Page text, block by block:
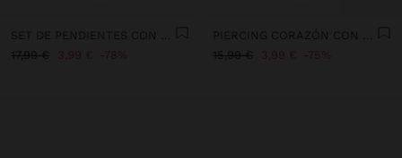
SET DE PENDIENTES CON PIEDRA Y ESMALTE - ACERO INOXIDABLE
17,99 € 3,99 € 78%
PIERCING CORAZÓN CON CIRCONITAS - ACERO INOXIDABLE
15,99 € 3,99 € 75%